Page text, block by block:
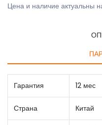
Цена и наличие актуальны
Гарантия 12 мес
Страна Китай